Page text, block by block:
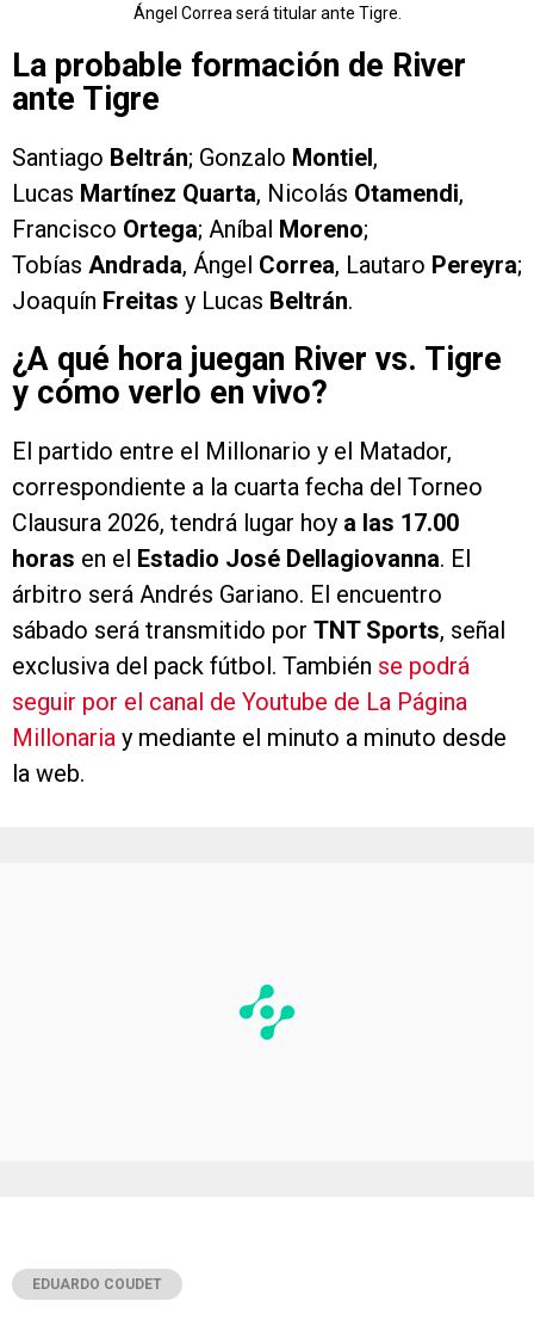
Ángel Correa será titular ante Tigre.
La probable formación de River
ante Tigre
Santiago Beltrán; Gonzalo Montiel,
Lucas Martínez Quarta, Nicolás Otamendi,
Francisco Ortega; Aníbal Moreno;
Tobías Andrada, Ángel Correa, Lautaro Pereyra;
Joaquín Freitas y Lucas Beltrán.
¿A qué hora juegan River vs. Tigre
y cómo verlo en vivo?
El partido entre el Millonario y el Matador,
correspondiente a la cuarta fecha del Torneo
Clausura 2026, tendrá lugar hoy a las 17.00
horas en el Estadio José Dellagiovanna. El
árbitro será Andrés Gariano. El encuentro
sábado será transmitido por TNT Sports, señal
exclusiva del pack fútbol. También se podrá
seguir por el canal de Youtube de La Página
Millonaria y mediante el minuto a minuto desde
la web.
EDUARDO COUDET